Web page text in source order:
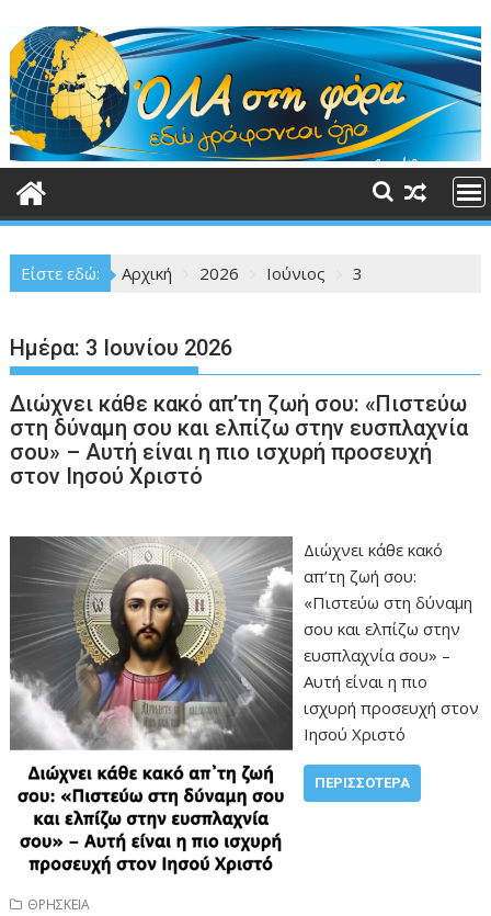
στο
περιεχόμενο
Είστε εδώ: Αρχική 2026 Ιούνιος 3
Ημέρα: 3 Ιουνίου 2026
Διώχνει κάθε κακό απ’τη ζωή σου: «Πιστεύω
στη δύναμη σου και ελπίζω στην ευσπλαχνία
σου» – Αυτή είναι η πιο ισχυρή προσευχή
στον Ιησού Χριστό
Διώχνει κάθε κακό
απ’τη ζωή σου:
«Πιστεύω στη δύναμη
σου και ελπίζω στην
ευσπλαχνία σου» –
Αυτή είναι η πιο
ισχυρή προσευχή στον
Ιησού Χριστό
ΠΕΡΙΣΣΌΤΕΡΑ
ΘΡΗΣΚΕΙΑ